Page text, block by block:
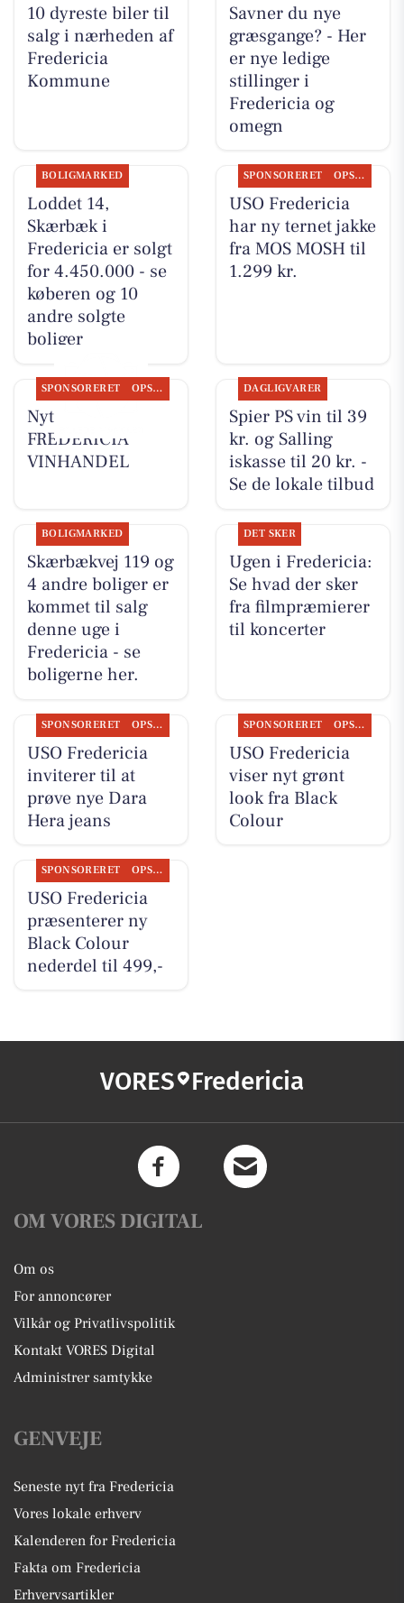
10 dyreste biler til
salg i nærheden af
Fredericia
Kommune
Savner du nye
græsgange? - Her
er nye ledige
stillinger i
Fredericia og
omegn
BOLIGMARKED
Loddet 14,
Skærbæk i
Fredericia er solgt
for 4.450.000 - se
køberen og 10
andre solgte
boliger
SPONSORERET OPSLAGSTAVLEN
USO Fredericia
har ny ternet jakke
fra MOS MOSH til
1.299 kr.
SPONSORERET OPSLAGSTAVLEN
Nyt fra
FREDERICIA
VINHANDEL
DAGLIGVARER
Spier PS vin til 39
kr. og Salling
iskasse til 20 kr. -
Se de lokale tilbud
BOLIGMARKED
Skærbækvej 119 og
4 andre boliger er
kommet til salg
denne uge i
Fredericia - se
boligerne her.
DET SKER
Ugen i Fredericia:
Se hvad der sker
fra filmpræmierer
til koncerter
SPONSORERET OPSLAGSTAVLEN
USO Fredericia
inviterer til at
prøve nye Dara
Hera jeans
SPONSORERET OPSLAGSTAVLEN
USO Fredericia
viser nyt grønt
look fra Black
Colour
SPONSORERET OPSLAGSTAVLEN
USO Fredericia
præsenterer ny
Black Colour
nederdel til 499,-
VORES Fredericia
OM VORES DIGITAL
Om os
For annoncører
Vilkår og Privatlivspolitik
Kontakt VORES Digital
Administrer samtykke
GENVEJE
Seneste nyt fra Fredericia
Vores lokale erhverv
Kalenderen for Fredericia
Fakta om Fredericia
Erhvervsartikler